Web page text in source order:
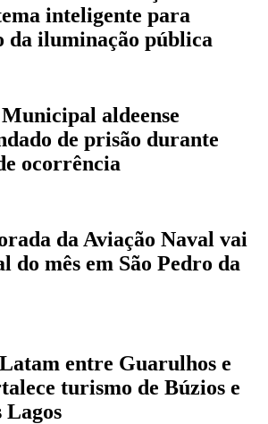
inteligente para
da iluminação pública
aldeense
de prisão durante
ocorrência
da Aviação Naval vai
do mês em São Pedro da
entre Guarulhos e
turismo de Búzios e
Lagos